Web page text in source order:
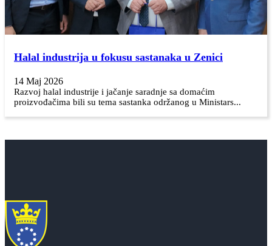
Halal industrija u fokusu sastanaka u Zenici
14 Maj 2026
Razvoj halal industrije i jačanje saradnje sa domaćim
proizvođačima bili su tema sastanka održanog u Ministars...